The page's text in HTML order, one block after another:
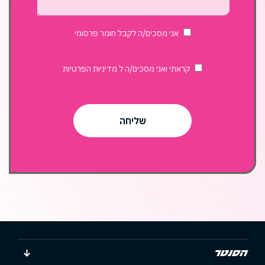
אני מסכים/ה לקבל חומר פרסומי
קראתי ואני מסכים/ה ל מדיניות הפרטיות
הסנטר